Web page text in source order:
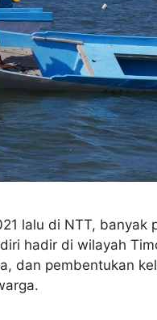
lalu di NTT, banyak
hadir di wilayah
dan pembentukan